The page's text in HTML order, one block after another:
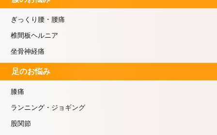
ぎっくり腰・腰痛
椎間板ヘルニア
坐骨神経痛
足のお悩み
膝痛
ランニング・ジョギング
股関節